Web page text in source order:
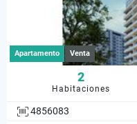
Apartamento Venta
2
Habitaciones
4856083